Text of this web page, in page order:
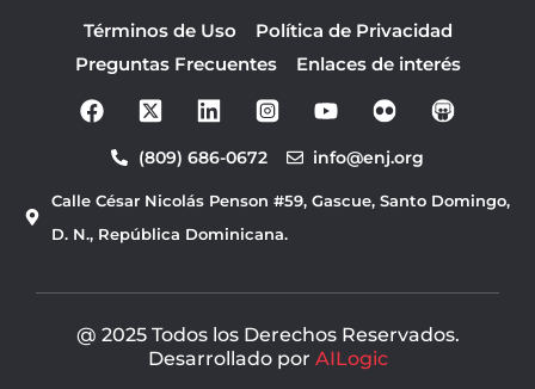
Términos de Uso
Política de Privacidad
Preguntas Frecuentes
Enlaces de interés
F
a
b
o
o
o
t
b
(809) 686-0672 info@enj.org
Calle César Nicolás Penson #59, Gascue, Santo Domingo,
D. N., República Dominicana.
@ 2025 Todos los Derechos Reservados.
Desarrollado por AILogic